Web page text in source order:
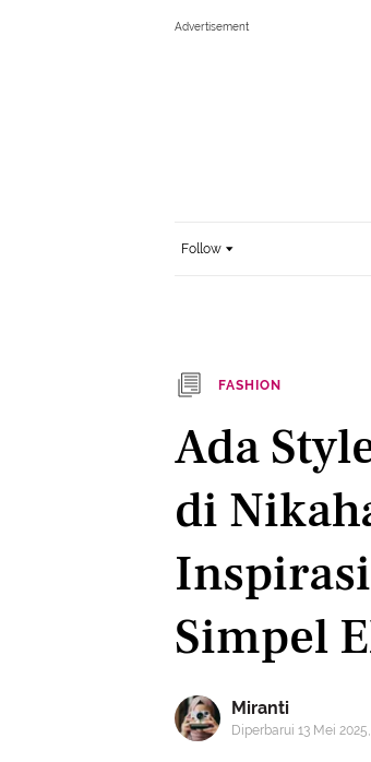
Follow
FASHION
Ada
di
Simpel
Miranti
Diperbarui 13 Mei